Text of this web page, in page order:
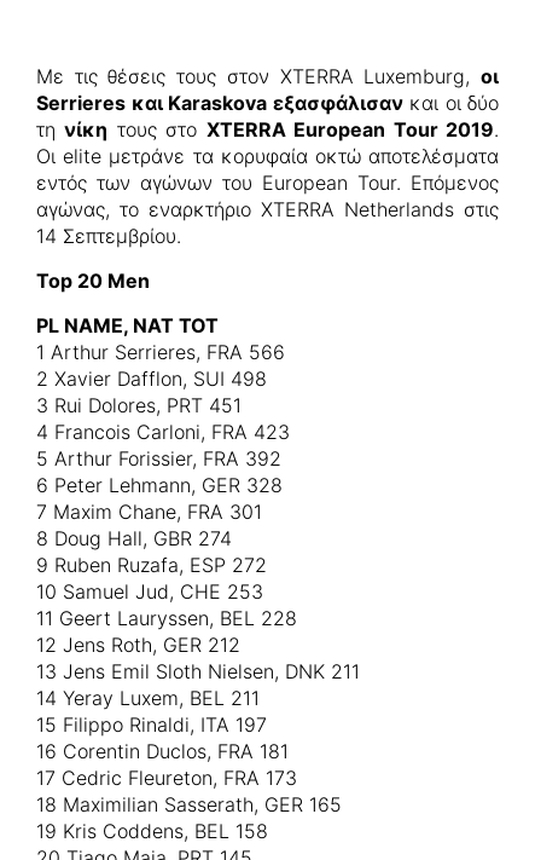
Με τις θέσεις τους στον XTERRA Luxemburg, οι
Serrieres και Karaskova εξασφάλισανκαι οι δύο
τηνίκη τους στο XTERRA European Tour 2019.
Οι elite μετράνε τα κορυφαία οκτώ αποτελέσματα
εντός των αγώνων του European Tour. Επόμενος
αγώνας, το εναρκτήριο XTERRA Netherlands στις
14 Σεπτεμβρίου.
Top 20 Men
PL NAME, NAT TOT
1 Arthur Serrieres, FRA 566
2 Xavier Dafflon, SUI 498
3 Rui Dolores, PRT 451
4 Francois Carloni, FRA 423
5 Arthur Forissier, FRA 392
6 Peter Lehmann, GER 328
7 Maxim Chane, FRA 301
8 Doug Hall, GBR 274
9 Ruben Ruzafa, ESP 272
10 Samuel Jud, CHE 253
11 Geert Lauryssen, BEL 228
12 Jens Roth, GER 212
13 Jens Emil Sloth Nielsen, DNK 211
14 Yeray Luxem, BEL 211
15 Filippo Rinaldi, ITA 197
16 Corentin Duclos, FRA 181
17 Cedric Fleureton, FRA 173
18 Maximilian Sasserath, GER 165
19 Kris Coddens, BEL 158